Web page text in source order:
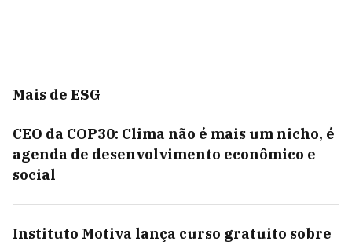
Mais de ESG
CEO da COP30: Clima não é mais um nicho, é
agenda de desenvolvimento econômico e
social
Instituto Motiva lança curso gratuito sobre